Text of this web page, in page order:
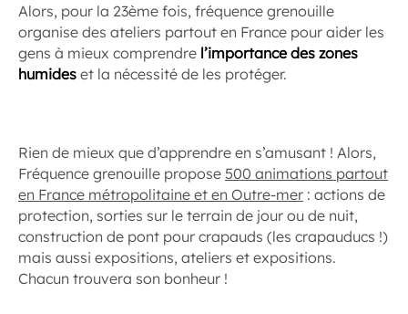
Alors, pour la 23ème fois, fréquence grenouille
organise des ateliers partout en France pour aider les
gens à mieux comprendre l’importance des zones
humides et la nécessité de les protéger.
Rien de mieux que d’apprendre en s’amusant ! Alors,
Fréquence grenouille propose 500 animations partout
en France métropolitaine et en Outre-mer : actions de
protection, sorties sur le terrain de jour ou de nuit,
construction de pont pour crapauds (les crapauducs !)
mais aussi expositions, ateliers et expositions.
Chacun trouvera son bonheur !